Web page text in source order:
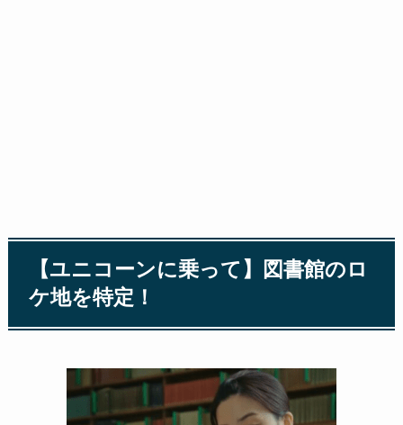
【ユニコーンに乗って】図書館のロ
ケ地を特定！